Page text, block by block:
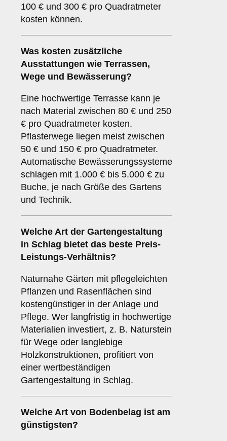
100 € und 300 € pro Quadratmeter
kosten können.
Was kosten zusätzliche
Ausstattungen wie Terrassen,
Wege und Bewässerung?
Eine hochwertige Terrasse kann je
nach Material zwischen 80 € und 250
€ pro Quadratmeter kosten.
Pflasterwege liegen meist zwischen
50 € und 150 € pro Quadratmeter.
Automatische Bewässerungssysteme
schlagen mit 1.000 € bis 5.000 € zu
Buche, je nach Größe des Gartens
und Technik.
Welche Art der Gartengestaltung
in Schlag bietet das beste Preis-
Leistungs-Verhältnis?
Naturnahe Gärten mit pflegeleichten
Pflanzen und Rasenflächen sind
kostengünstiger in der Anlage und
Pflege. Wer langfristig in hochwertige
Materialien investiert, z. B. Naturstein
für Wege oder langlebige
Holzkonstruktionen, profitiert von
einer wertbeständigen
Gartengestaltung in Schlag.
Welche Art von Bodenbelag ist am
günstigsten?